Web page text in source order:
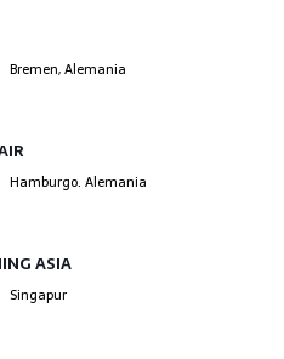
Bremen, Alemania
Hamburgo. Alemania
ASIA
Singapur